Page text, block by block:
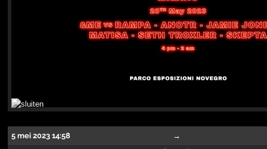
5 mei 2023 14:58 →